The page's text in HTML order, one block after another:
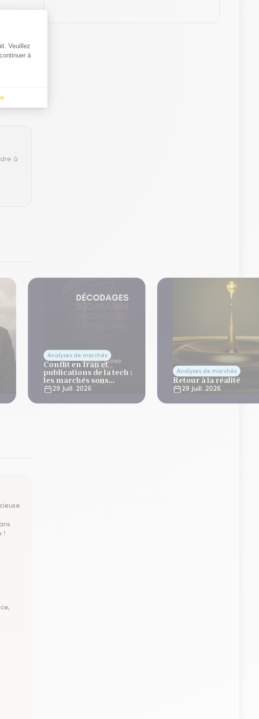
à
Analyses de marchés
Conflit en Iran et
publications de la tech :
les marchés sous
tension
29 Juill. 2026
Analyses de marchés
Retour à la réalité
29 Juill. 2026
!